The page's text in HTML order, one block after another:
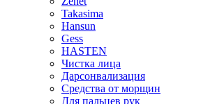
Takasima
Hansun
Gess
HASTEN
Чистка лица
Дарсонвализация
Средства от морщин
Для пальцев рук